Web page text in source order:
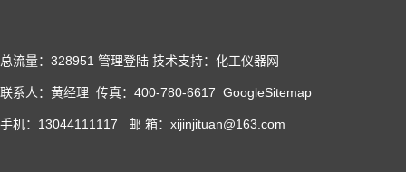
总流量：328951 管理登陆 技术支持：化工仪器网
联系人：黄经理 传真：400-780-6617 GoogleSitemap
手机：13044111117 邮 箱：xijinjituan@163.com